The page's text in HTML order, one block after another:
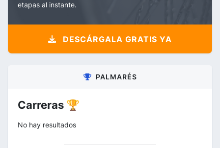
etapas al instante.
DESCÁRGALA GRATIS YA
PALMARÉS
Carreras 🏆
No hay resultados